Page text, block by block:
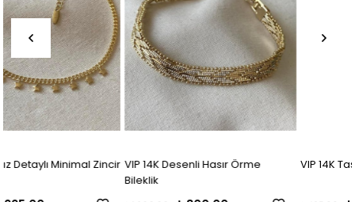
VIP 14K Desenli Hasır Örme
VIP 14K Taşlı Kelebek Bileklik